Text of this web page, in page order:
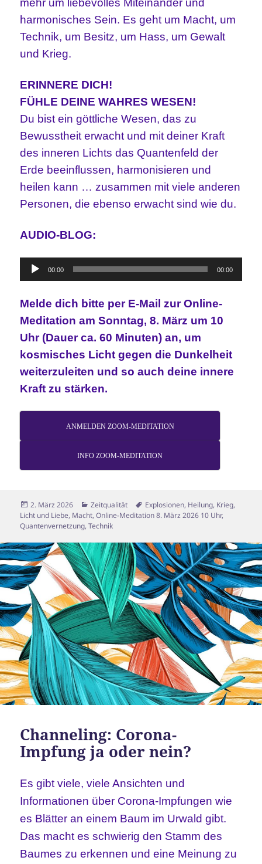
mehr um liebevolles Miteinander und
harmonisches Sein. Es geht um Macht, um
Technik, um Besitz, um Hass, um Gewalt
und Krieg.
ERINNERE DICH!
FÜHLE DEINE WAHRES WESEN!
Du bist ein göttliche Wesen, das zu
Bewusstheit erwacht und mit deiner Kraft
des inneren Lichts das Quantenfeld der
Erde beeinflussen, harmonisieren und
heilen kann … zusammen mit viele anderen
Personen, die ebenso erwacht sind wie du.
AUDIO-BLOG:
Audio-
00:00 00:00
Melde dich bitte per E-Mail zur Online-
Meditation am Sonntag, 8. März um 10
Uhr (Dauer ca. 60 Minuten) an, um
kosmisches Licht gegen die Dunkelheit
weiterzuleiten und so auch deine innere
Kraft zu stärken.
ANMELDEN ZOOM-MEDITATION
INFO ZOOM-MEDITATION
Veröffentlicht
am
2. März 2026 Kategorien
Zeitqualität Schlagwörter
Explosionen, Heilung, Krieg,
Licht und Liebe, Macht,Online-Meditation 8. März 2026 10 Uhr,
Quantenvernetzung,Technik
Channeling: Corona-
Impfung ja oder nein?
Es gibt viele, viele Ansichten und
Informationen über Corona-Impfungen wie
es Blätter an einem Baum im Urwald gibt.
Das macht es schwierig den Stamm des
Baumes zu erkennen und eine Meinung zu